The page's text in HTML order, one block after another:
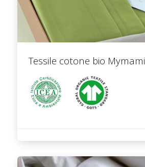
Tessile cotone bio Mymami